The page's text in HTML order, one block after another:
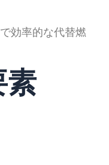
効率的な代替燃
素